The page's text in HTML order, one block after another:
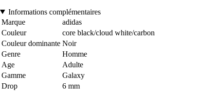
Informations complémentaires
Marque
adidas
Couleur
core black/cloud white/carbon
Couleur dominante Noir
Genre
Homme
Age
Adulte
Gamme
Galaxy
Drop
6 mm